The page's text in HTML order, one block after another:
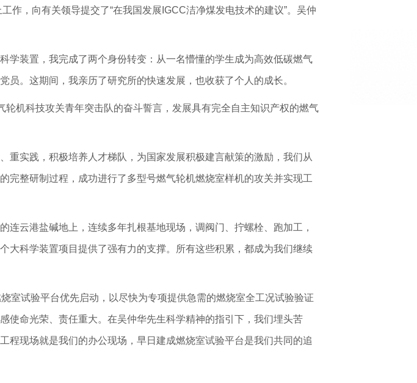
作，向有关领导提交了“在我国发展IGCC洁净煤发电技术的建议”。吴仲
学装置，我完成了两个身份转变：从一名懵懂的学生成为高效低碳燃气
。这期间，我亲历了研究所的快速发展，也收获了个人的成长。
机科技攻关青年突击队的奋斗誓言，发展具有完全自主知识产权的燃气
重实践，积极培养人才梯队，为国家发展积极建言献策的激励，我们从
完整研制过程，成功进行了多型号燃气轮机燃烧室样机的攻关并实现工
云港盐碱地上，连续多年扎根基地现场，调阀门、拧螺栓、跑加工，
大科学装置项目提供了强有力的支撑。所有这些积累，都成为我们继续
室试验平台优先启动，以尽快为专项提供急需的燃烧室全工况试验验证
使命光荣、责任重大。在吴仲华先生科学精神的指引下，我们埋头苦
程现场就是我们的办公现场，早日建成燃烧室试验平台是我们共同的追